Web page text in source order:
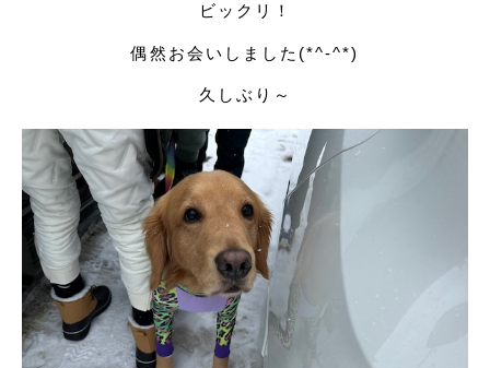
ビックリ！
偶然お会いしました(*^-^*)
久しぶり～